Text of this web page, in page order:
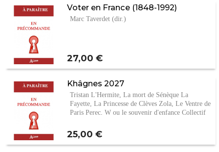
Voter en France (1848-1992)
Marc Taverdet (dir.)
Prix
27,00 €
Khâgnes 2027
Tristan L'Hermite, La mort de Sénèque La
Fayette, La Princesse de Clèves Zola, Le Ventre de
Paris Perec, W ou le souvenir d'enfance Collectif
Prix
25,00 €